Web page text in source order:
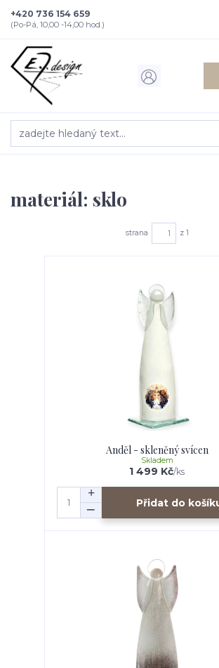
+420 736 154 659
(Po-Pá, 10,00 -14,00 hod.)
materiál: sklo
strana z 1
Anděl - skleněný svícen
1 499 Kč/ks
Skladem
Přidat do